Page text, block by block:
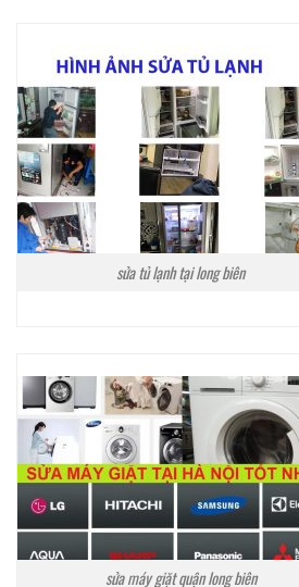
sửa tủ lạnh tại long biên
sửa máy giặt quận long biên